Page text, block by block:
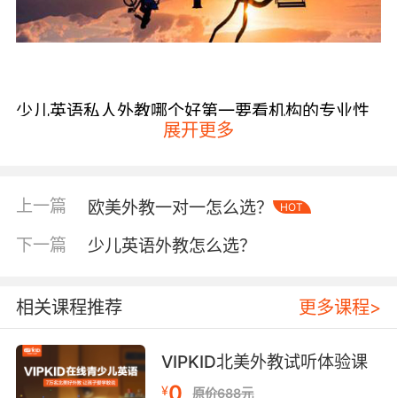
少儿英语私人外教哪个好第一要看机构的专业性
的机构具有专业的私教以及完善的教学体系，他
们甚至有自主研发教材的能力，这样的机构才是
家长们的首选。
少儿英语私人外教哪个好第二要看私教的专业技
能
无论是中教还是外教都需要具备专业的英语水
展开更多
上一篇 欧美外教一对一怎么选？ HOT
下一篇 少儿英语外教怎么选？
相关课程推荐 更多课程>
VIPKID北美外教试听体验课
¥ 原价688元